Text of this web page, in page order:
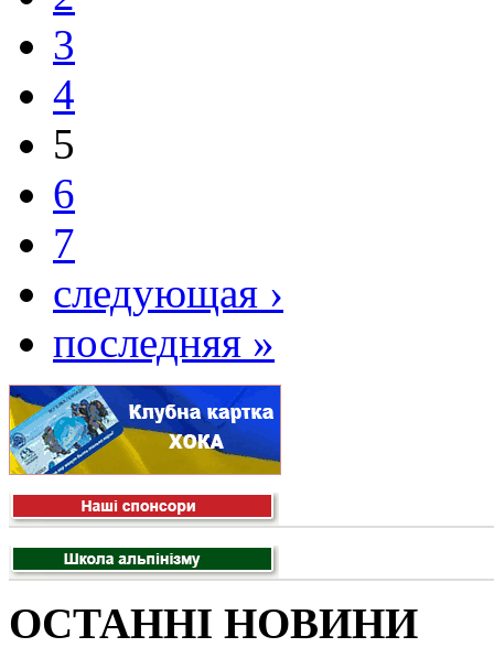
3
4
5
6
7
следующая ›
последняя »
ОСТАННІ НОВИНИ